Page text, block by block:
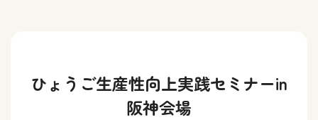
ひょうご生産性向上実践セミナーin
阪神会場